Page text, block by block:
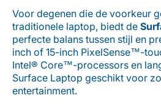
Voor degenen die de voorkeur
traditionele laptop, biedt de
perfecte balans tussen stijl en
inch of 15-inch PixelSense™-
Intel® Core™-processors en
Surface Laptop geschikt voor
entertainment.